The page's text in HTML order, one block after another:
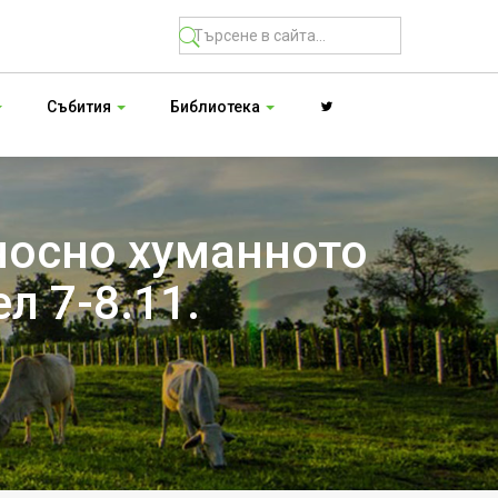
Събития Библиотека
хуманното
7-8.11.